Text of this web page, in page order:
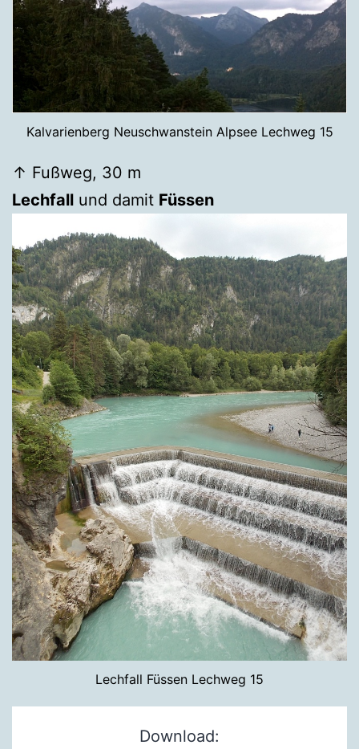
Kalvarienberg Neuschwanstein Alpsee Lechweg 15
↑ Fußweg, 30 m
Lechfall und damit Füssen
Lechfall Füssen Lechweg 15
Download: